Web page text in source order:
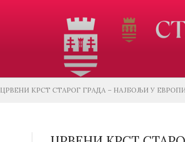
ЦРВЕНИ КРСТ СТАРОГ ГРАДА – НАЈБОЉИ У